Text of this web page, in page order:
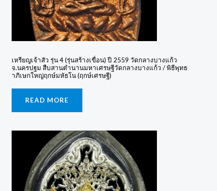
เหรียญเจ้าสัว รุ่น 4 (รุ่นสร้างเขื่อน) ปี 2559 วัดกลางบางแก้ว
จ.นครปฐม สืบสานตำนานมหาเศรษฐีวัดกลางบางแก้ว / พิธีพุทธ
าภิเษกใหญ่ฤกษ์มหัธโน (ฤกษ์เศรษฐี)
READ MORE